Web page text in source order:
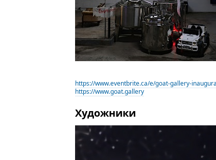
https://www.eventbrite.ca/e/goat-gallery-
https://www.goat.gallery
Художники